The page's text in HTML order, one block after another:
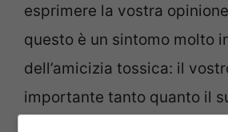
esprimere la vostra
questo è un sintomo molto
dell’amicizia tossica: il
importante tanto quanto il